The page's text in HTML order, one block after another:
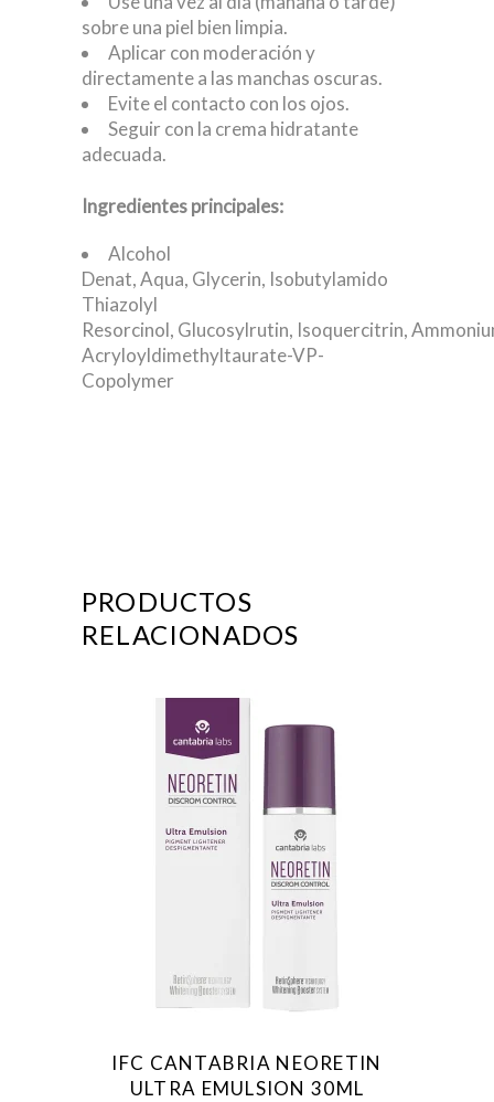
sobre una piel bien limpia.
Aplicar con moderación y
directamente a las manchas oscuras.
Evite el contacto con los ojos.
Seguir con la crema hidratante
adecuada.
Ingredientes principales:
Alcohol
Denat, Aqua, Glycerin, Isobutylamido
Thiazolyl
Resorcinol, Glucosylrutin, Isoquercitrin,
Acryloyldimethyltaurate-VP-
Copolymer
PRODUCTOS
RELACIONADOS
IFC CANTABRIA NEORETIN
ULTRA EMULSION 30ML